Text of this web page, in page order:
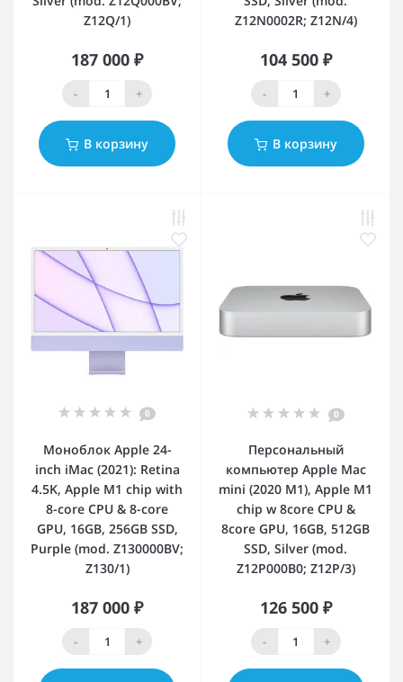
Z12Q/1)
187 000 ₽
- +
В корзину
Z12N0002R; Z12N/4)
104 500 ₽
- +
В корзину
0
Моноблок Apple 24-
inch iMac (2021): Retina
4.5K, Apple M1 chip with
8-core CPU & 8-core
GPU, 16GB, 256GB SSD,
Purple (mod. Z130000BV;
Z130/1)
187 000 ₽
- +
0
Персональный
компьютер Apple Mac
mini (2020 M1), Apple M1
chip w 8core CPU &
8core GPU, 16GB, 512GB
SSD, Silver (mod.
Z12P000B0; Z12P/3)
126 500 ₽
- +